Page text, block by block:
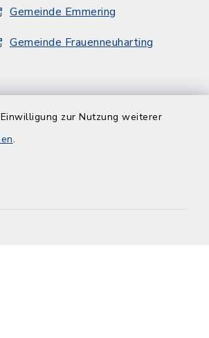
zur Nutzung weiterer
.
Gemeinde Emmering
Gemeinde Frauenneuharting